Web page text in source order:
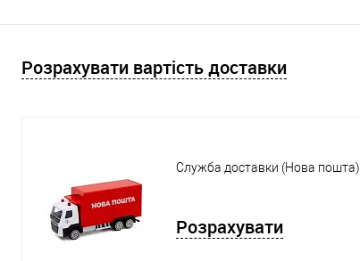
Розрахувати вартість доставки
Служба доставки (Нова пошта)
Розрахувати